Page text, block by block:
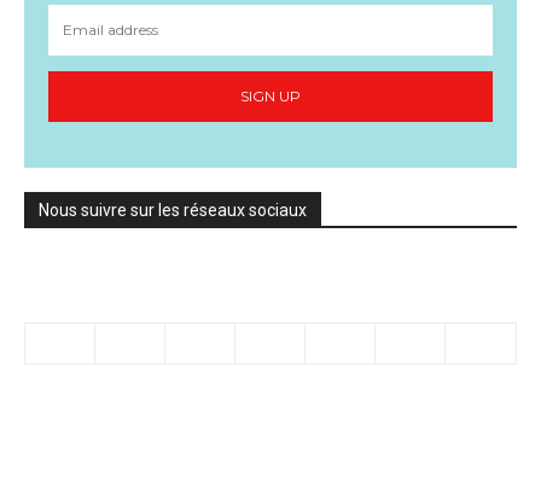
SIGN UP
Nous suivre sur les réseaux sociaux